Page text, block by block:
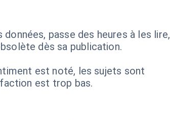
passe des heures à les lire,
dès sa publication.
est noté, les sujets sont
est trop bas.